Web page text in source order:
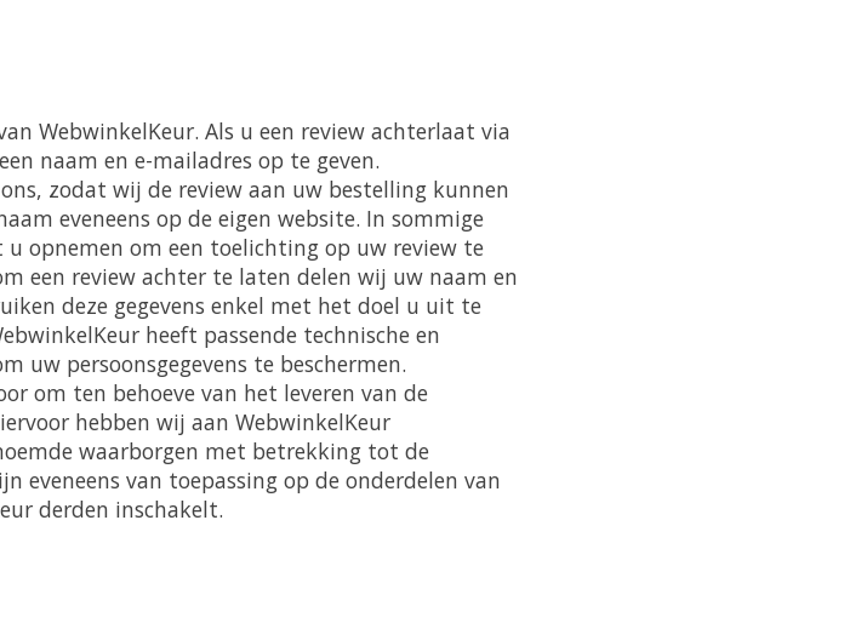
WebwinkelKeur. Als u een review achterlaat via
naam en e-mailadres op te geven.
zodat wij de review aan uw bestelling kunnen
eveneens op de eigen website. In sommige
opnemen om een toelichting op uw review te
een review achter te laten delen wij uw naam en
deze gegevens enkel met het doel u uit te
heeft passende technische en
uw persoonsgegevens te beschermen.
om ten behoeve van het leveren van de
hebben wij aan WebwinkelKeur
waarborgen met betrekking tot de
eveneens van toepassing op de onderdelen van
derden inschakelt.